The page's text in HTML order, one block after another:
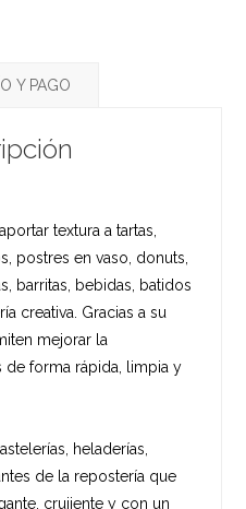
Y PAGO
textura a tartas,
postres en vaso, donuts,
barritas, bebidas, batidos
creativa. Gracias a su
mejorar la
de forma rápida, limpia y
heladerías,
de la repostería que
crujiente y con un